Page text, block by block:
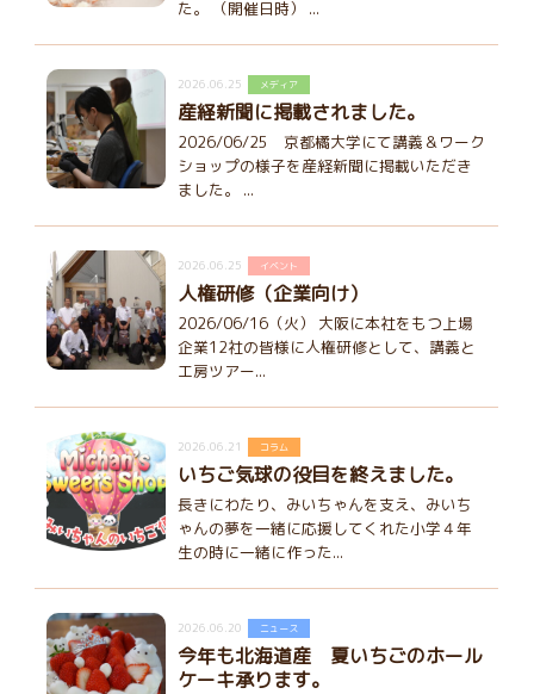
た。 （開催日時） ...
2026.06.25 メディア
産経新聞に掲載されました。
2026/06/25 京都橘大学にて講義＆ワーク
ショップの様子を産経新聞に掲載いただき
ました。 ...
2026.06.25 イベント
人権研修（企業向け）
2026/06/16（火） 大阪に本社をもつ上場
企業12社の皆様に人権研修として、講義と
工房ツアー...
2026.06.21 コラム
いちご気球の役目を終えました。
長きにわたり、みいちゃんを支え、みいち
ゃんの夢を一緒に応援してくれた小学４年
生の時に一緒に作った...
2026.06.20 ニュース
今年も北海道産 夏いちごのホール
ケーキ承ります。